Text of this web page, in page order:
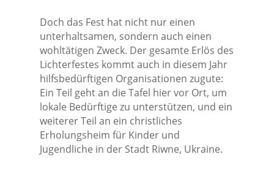
Doch das Fest hat nicht nur einen
unterhaltsamen, sondern auch einen
wohltätigen Zweck. Der gesamte Erlös des
Lichterfestes kommt auch in diesem Jahr
hilfsbedürftigen Organisationen zugute:
Ein Teil geht an die Tafel hier vor Ort, um
lokale Bedürftige zu unterstützen, und ein
weiterer Teil an ein christliches
Erholungsheim für Kinder und
Jugendliche in der Stadt Riwne, Ukraine.